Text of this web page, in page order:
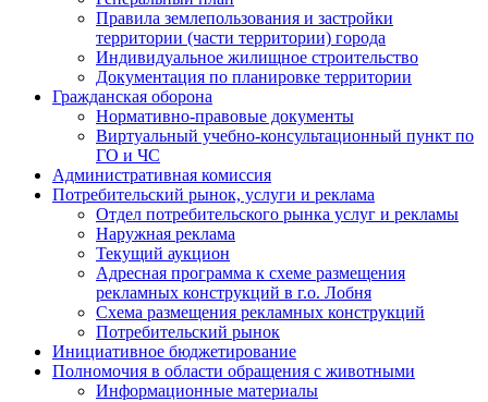
Правила землепользования и застройки
территории (части территории) города
Индивидуальное жилищное строительство
Документация по планировке территории
Гражданская оборона
Н​ормативно-правовые документы
Виртуальный учебно-консультационный пункт по
ГО и ЧС
Административная комиссия
Потребительский рынок, услуги и реклама
Отдел потребительского рынка услуг и рекламы
Наружная реклама
Текущий аукцион
Адресная программа к схеме размещения
рекламных конструкций в г.о. Лобня
Схема размещения рекламных конструкций
Потребительский рынок
Инициативное бюджетирование
Полномочия в области обращения с животными
Информационные материалы